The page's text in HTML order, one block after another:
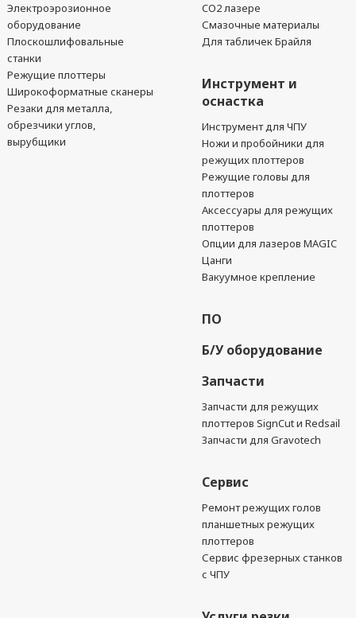
Электроэрозионное
оборудование
Плоскошлифовальные
станки
Режущие плоттеры
Широкоформатные сканеры
Резаки для металла,
обрезчики углов,
вырубщики
CO2 лазере
Смазочные материалы
Для табличек Брайля
Инструмент и
оснастка
Инструмент для ЧПУ
Ножи и пробойники для
режущих плоттеров
Режущие головы для
плоттеров
Аксессуары для режущих
плоттеров
Опции для лазеров MAGIC
Цанги
Вакуумное крепление
ПО
Б/У оборудование
Запчасти
Запчасти для режущих
плоттеров SignCut и Redsail
Запчасти для Gravotech
Сервис
Ремонт режущих голов
планшетных режущих
плоттеров
Сервис фрезерных станков
с ЧПУ